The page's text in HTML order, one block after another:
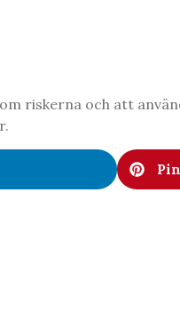
riskerna och att